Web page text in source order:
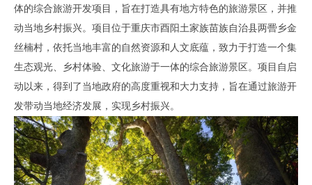
体的综合旅游开发项目，旨在打造具有地方特色的旅游景区，并推
动当地乡村振兴。项目位于重庆市酉阳土家族苗族自治县两罾乡金
丝楠村，依托当地丰富的自然资源和人文底蕴，致力于打造一个集
生态观光、乡村体验、文化旅游于一体的综合旅游景区。项目自启
动以来，得到了当地政府的高度重视和大力支持，旨在通过旅游开
发带动当地经济发展，实现乡村振兴。